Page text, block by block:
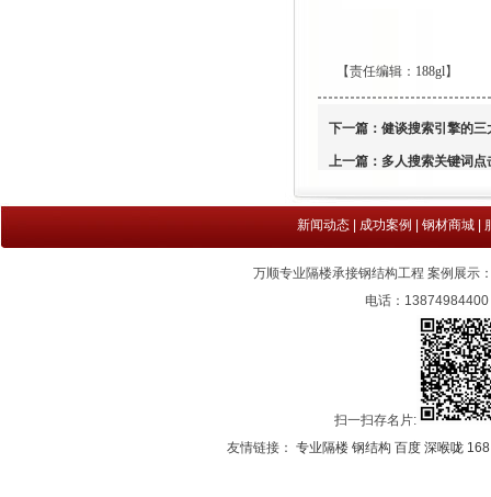
【责任编辑： 188gl】
下一篇： 健谈搜索引擎的三
上一篇： 多人搜索关键词
新闻动态| 成功案例 钢材商城|
万顺专业隔楼承接钢结构工程 案例展示
电话：
扫一扫存名片:
友情链接： 专业隔楼钢结构 百度深喉咙168